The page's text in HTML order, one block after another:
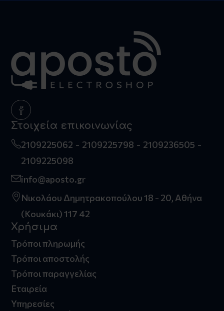
Στοιχεία επικοινωνίας
2109225062 2109225798
2109236505
2109225098
info@aposto.gr
Νικολάου Δημητρακοπούλου 18 - 20, Αθήνα
(Κουκάκι) 117 42
Χρήσιμα
Τρόποι πληρωμής
Τρόποι αποστολής
Τρόποι παραγγελίας
Εταιρεία
Υπηρεσίες